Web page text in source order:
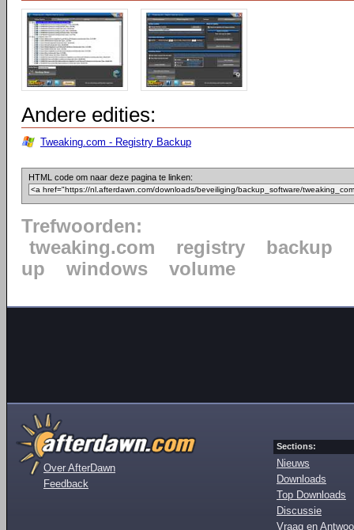
Andere edities:
Tweaking.com - Registry Backup
HTML code om naar deze pagina te linken:
Trefwoorden:
tweaking.com
registry
backup
up
windows volume
Over AfterDawn
Feedback
Sections:
Nieuws
Downloads
Top Downloads
Discussie
Vraag en